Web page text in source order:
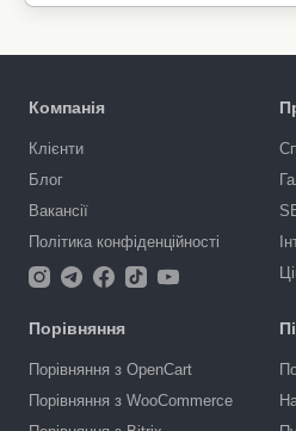
Компанія
Клієнти
Блог
Вакансії
Політика конфіденційності
Порівняння
Порівняння з OpenCart
Порівняння з WooCommerce